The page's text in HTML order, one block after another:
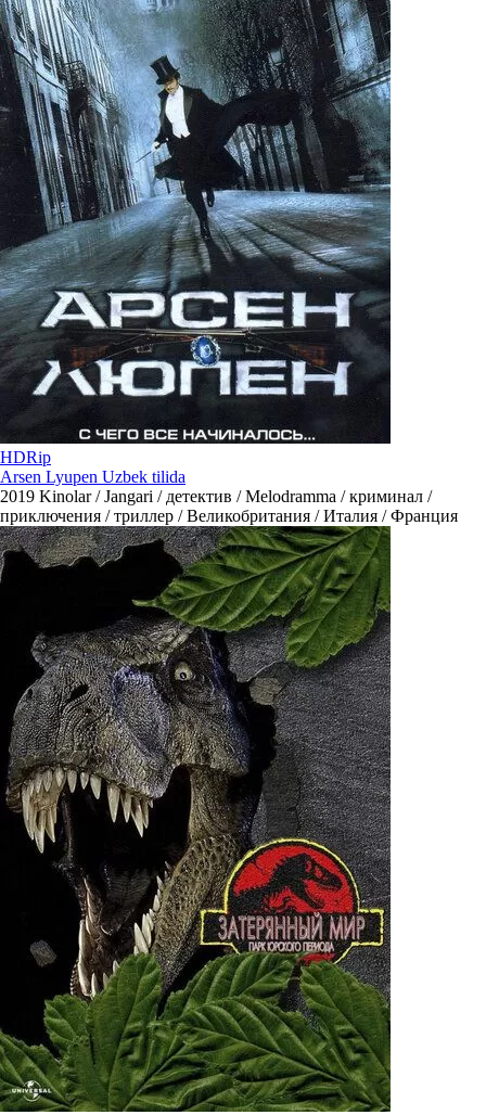
HDRip
Arsen Lyupen Uzbek tilida
2019 Kinolar / Jangari / детектив / Melodramma / криминал /
приключения / триллер / Великобритания / Италия / Франция